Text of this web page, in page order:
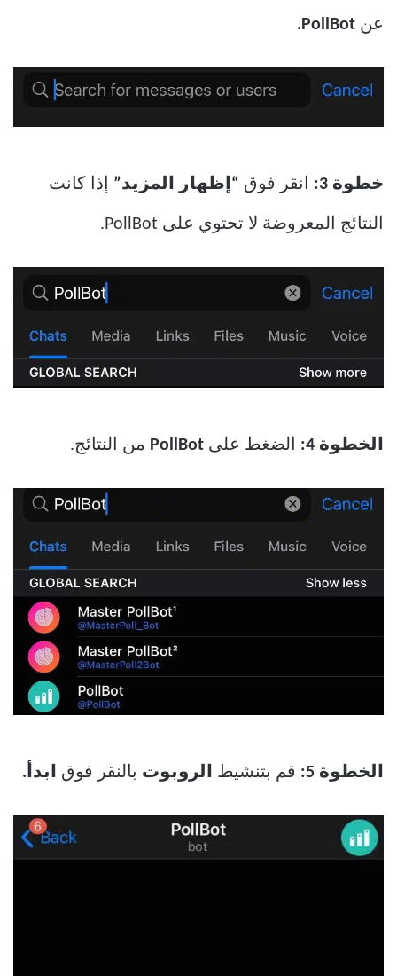
عن PollBot.
خطوة 3: انقر فوق “إظهار المزيد” إذا كانت
النتائج المعروضة لا تحتوي على PollBot.
الخطوة 4: الضغط على PollBot من النتائج.
الخطوة 5: قم بتنشيط الروبوت بالنقر فوق ابدأ.